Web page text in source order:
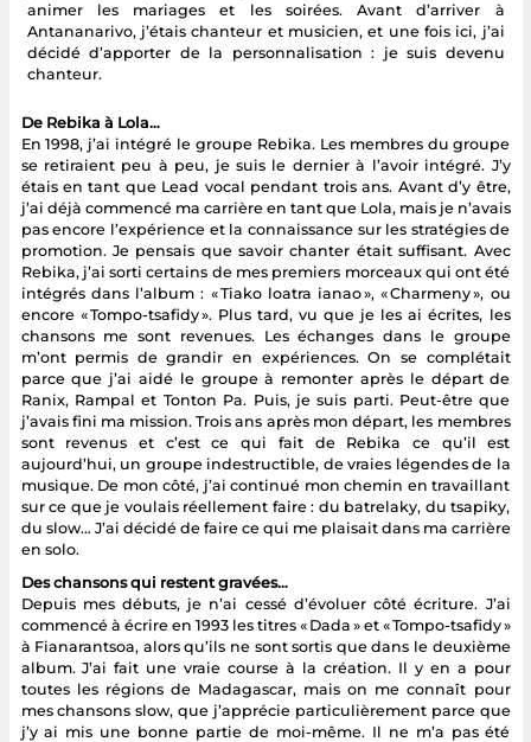
animer les mariages et les soirées. Avant d’arriver à
Antananarivo, j’étais chanteur et musicien, et une fois ici, j’ai
décidé d’apporter de la personnalisation : je suis devenu
chanteur.
De Rebika à Lola…
En 1998, j’ai intégré le groupe Rebika. Les membres du groupe
se retiraient peu à peu, je suis le dernier à l’avoir intégré. J’y
étais en tant que Lead vocal pendant trois ans. Avant d’y être,
j’ai déjà commencé ma carrière en tant que Lola, mais je n’avais
pas encore l’expérience et la connaissance sur les stratégies de
promotion. Je pensais que savoir chanter était suffisant. Avec
Rebika, j’ai sorti certains de mes premiers morceaux qui ont été
intégrés dans l’album : « Tiako loatra ianao », « Charmeny », ou
encore « Tompo-tsafidy ». Plus tard, vu que je les ai écrites, les
chansons me sont revenues. Les échanges dans le groupe
m’ont permis de grandir en expériences. On se complétait
parce que j’ai aidé le groupe à remonter après le départ de
Ranix, Rampal et Tonton Pa. Puis, je suis parti. Peut-être que
j’avais fini ma mission. Trois ans après mon départ, les membres
sont revenus et c’est ce qui fait de Rebika ce qu’il est
aujourd’hui, un groupe indestructible, de vraies légendes de la
musique. De mon côté, j’ai continué mon chemin en travaillant
sur ce que je voulais réellement faire : du batrelaky, du tsapiky,
du slow… J’ai décidé de faire ce qui me plaisait dans ma carrière
en solo.
Des chansons qui restent gravées…
Depuis mes débuts, je n’ai cessé d’évoluer côté écriture. J’ai
commencé à écrire en 1993 les titres « Dada » et « Tompo-tsafidy »
à Fianarantsoa, alors qu’ils ne sont sortis que dans le deuxième
album. J’ai fait une vraie course à la création. Il y en a pour
toutes les régions de Madagascar, mais on me connaît pour
mes chansons slow, que j’apprécie particulièrement parce que
j’y ai mis une bonne partie de moi-même. Il ne m’a pas été